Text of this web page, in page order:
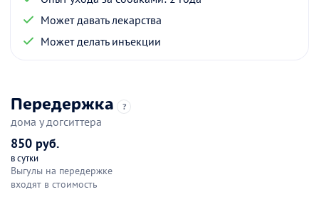
Может давать лекарства
Может делать инъекции
Передержка ?
дома у догситтера
850 руб.
в сутки
Выгулы на передержке
входят в стоимость